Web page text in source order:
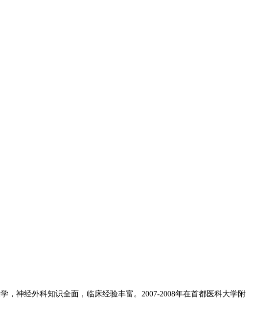
，神经外科知识全面，临床经验丰富。2007-2008年在首都医科大学附